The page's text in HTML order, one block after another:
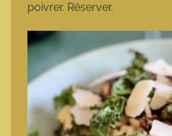
poivrer. Réserver.